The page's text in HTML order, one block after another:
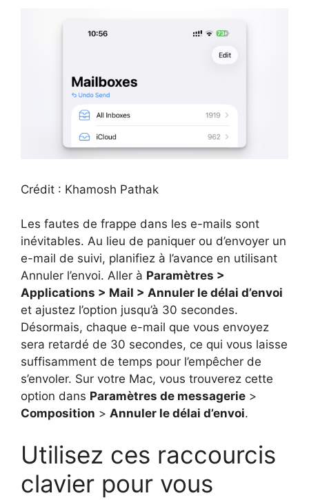
Crédit : Khamosh Pathak
Les fautes de frappe dans les e-mails sont
inévitables. Au lieu de paniquer ou d’envoyer un
e-mail de suivi, planifiez à l’avance en utilisant
Annuler l’envoi. Aller à Paramètres >
Applications > Mail > Annuler le délai d’envoi
et ajustez l’option jusqu’à 30 secondes.
Désormais, chaque e-mail que vous envoyez
sera retardé de 30 secondes, ce qui vous laisse
suffisamment de temps pour l’empêcher de
s’envoler. Sur votre Mac, vous trouverez cette
option dans Paramètres de messagerie >
Composition > Annuler le délai d’envoi.
Utilisez ces raccourcis
clavier pour vous